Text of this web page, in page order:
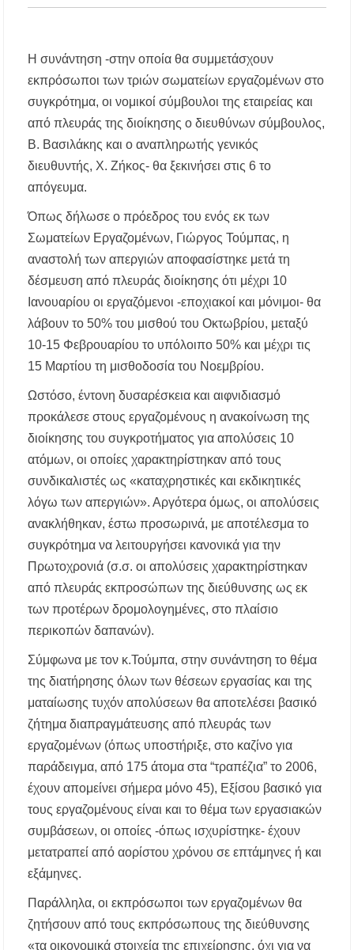
Η συνάντηση -στην οποία θα συμμετάσχουν
εκπρόσωποι των τριών σωματείων εργαζομένων στο
συγκρότημα, οι νομικοί σύμβουλοι της εταιρείας και
από πλευράς της διοίκησης ο διευθύνων σύμβουλος,
Β. Βασιλάκης και ο αναπληρωτής γενικός
διευθυντής, Χ. Ζήκος- θα ξεκινήσει στις 6 το
απόγευμα.
Όπως δήλωσε ο πρόεδρος του ενός εκ των
Σωματείων Εργαζομένων, Γιώργος Τούμπας, η
αναστολή των απεργιών αποφασίστηκε μετά τη
δέσμευση από πλευράς διοίκησης ότι μέχρι 10
Ιανουαρίου οι εργαζόμενοι -εποχιακοί και μόνιμοι- θα
λάβουν το 50% του μισθού του Οκτωβρίου, μεταξύ
10-15 Φεβρουαρίου το υπόλοιπο 50% και μέχρι τις
15 Μαρτίου τη μισθοδοσία του Νοεμβρίου.
Ωστόσο, έντονη δυσαρέσκεια και αιφνιδιασμό
προκάλεσε στους εργαζομένους η ανακοίνωση της
διοίκησης του συγκροτήματος για απολύσεις 10
ατόμων, οι οποίες χαρακτηρίστηκαν από τους
συνδικαλιστές ως «καταχρηστικές και εκδικητικές
λόγω των απεργιών». Αργότερα όμως, οι απολύσεις
ανακλήθηκαν, έστω προσωρινά, με αποτέλεσμα το
συγκρότημα να λειτουργήσει κανονικά για την
Πρωτοχρονιά (σ.σ. οι απολύσεις χαρακτηρίστηκαν
από πλευράς εκπροσώπων της διεύθυνσης ως εκ
των προτέρων δρομολογημένες, στο πλαίσιο
περικοπών δαπανών).
Σύμφωνα με τον κ.Τούμπα, στην συνάντηση το θέμα
της διατήρησης όλων των θέσεων εργασίας και της
ματαίωσης τυχόν απολύσεων θα αποτελέσει βασικό
ζήτημα διαπραγμάτευσης από πλευράς των
εργαζομένων (όπως υποστήριξε, στο καζίνο για
παράδειγμα, από 175 άτομα στα “τραπέζια” το 2006,
έχουν απομείνει σήμερα μόνο 45), Εξίσου βασικό για
τους εργαζομένους είναι και το θέμα των εργασιακών
συμβάσεων, οι οποίες -όπως ισχυρίστηκε- έχουν
μετατραπεί από αορίστου χρόνου σε επτάμηνες ή και
εξάμηνες.
Παράλληλα, οι εκπρόσωποι των εργαζομένων θα
ζητήσουν από τους εκπρόσωπους της διεύθυνσης
«τα οικονομικά στοιχεία της επιχείρησης, όχι για να